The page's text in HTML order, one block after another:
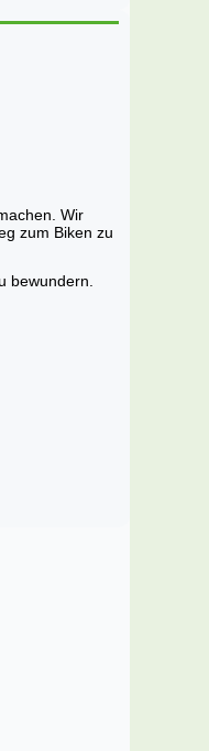
Wir
zum Biken zu
bewundern.